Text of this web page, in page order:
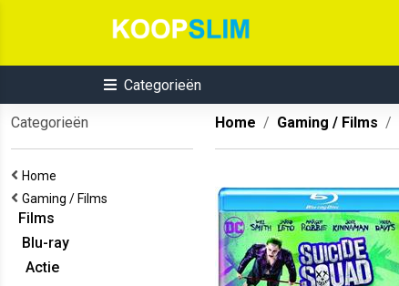
Categorieën
Categorieën
Home
Gaming / Films
Films
Blu-ray
Actie
Home Gaming / Films